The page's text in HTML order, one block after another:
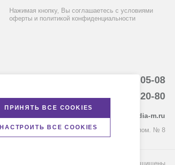
Нажимая кнопку, Вы соглашаетесь с условиями
оферты и политикой конфиденциальности
8 (800) 234-05-08
+7 (843) 210-20-80
kazan@dia-m.ru
420111 ул. Профсоюзная, д.40-42, пом. № 8
© Диаэм, 1988 — 2026. Все права защищены
ПРИНЯТЬ ВСЕ COOKIES
НАСТРОИТЬ ВСЕ COOKIES